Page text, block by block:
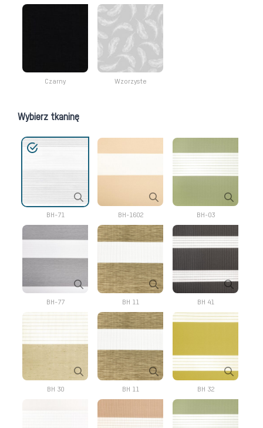
Czarny Wzorzyste
Wybierz tkaninę
BH-71 BH-1602 BH-03
BH-77 BH 11 BH 41
BH 30 BH 11 BH 32